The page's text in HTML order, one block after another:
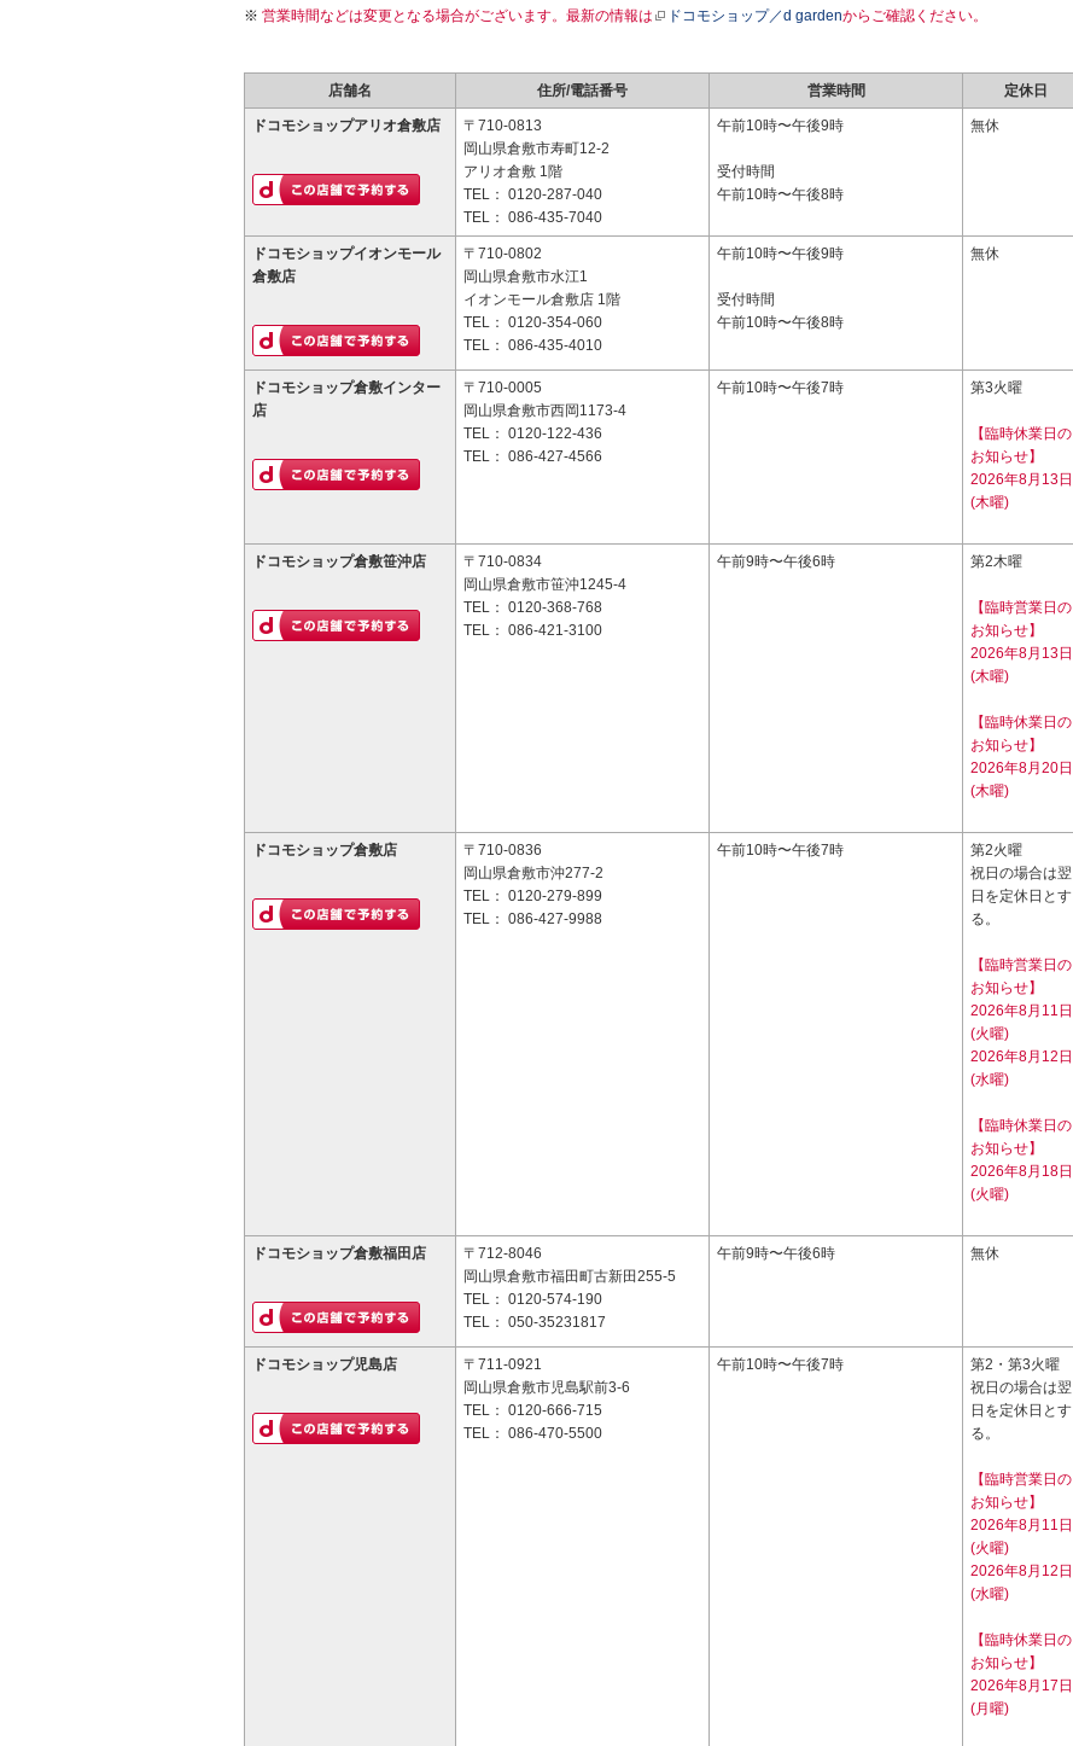
営業時間などは変更となる場合がございます。最新の情報は ドコモショップ／d gardenからご確認ください。
店舗名 住所/電話番号 営業時間 定休日
ドコモショップアリオ倉敷店
〒710-0813
岡山県倉敷市寿町12-2
アリオ倉敷 1階
TEL： 0120-287-040
TEL： 086-435-7040
午前10時〜午後9時
受付時間
午前10時〜午後8時
無休
ドコモショップイオンモール
倉敷店
〒710-0802
岡山県倉敷市水江1
イオンモール倉敷店 1階
TEL： 0120-354-060
TEL： 086-435-4010
午前10時〜午後9時
受付時間
午前10時〜午後8時
無休
ドコモショップ倉敷インター
店
〒710-0005
岡山県倉敷市西岡1173-4
TEL： 0120-122-436
TEL： 086-427-4566
午前10時〜午後7時 第3火曜
【臨時休業日の
お知らせ】
2026年8月13日
(木曜)
ドコモショップ倉敷笹沖店
〒710-0834
岡山県倉敷市笹沖1245-4
TEL： 0120-368-768
TEL： 086-421-3100
午前9時〜午後6時 第2木曜
【臨時営業日の
お知らせ】
2026年8月13日
(木曜)
【臨時休業日の
お知らせ】
2026年8月20日
(木曜)
ドコモショップ倉敷店
〒710-0836
岡山県倉敷市沖277-2
TEL： 0120-279-899
TEL： 086-427-9988
午前10時〜午後7時
第2火曜
祝日の場合は翌
日を定休日とす
る。
【臨時営業日の
お知らせ】
2026年8月11日
(火曜)
2026年8月12日
(水曜)
【臨時休業日の
お知らせ】
2026年8月18日
(火曜)
ドコモショップ倉敷福田店
〒712-8046
岡山県倉敷市福田町古新田255-5
TEL： 0120-574-190
TEL： 050-35231817
午前9時〜午後6時 無休
ドコモショップ児島店
〒711-0921
岡山県倉敷市児島駅前3-6
TEL： 0120-666-715
TEL： 086-470-5500
午前10時〜午後7時
第2・第3火曜
祝日の場合は翌
日を定休日とす
る。
【臨時営業日の
お知らせ】
2026年8月11日
(火曜)
2026年8月12日
(水曜)
【臨時休業日の
お知らせ】
2026年8月17日
(月曜)